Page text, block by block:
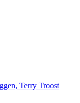
Terry Troost